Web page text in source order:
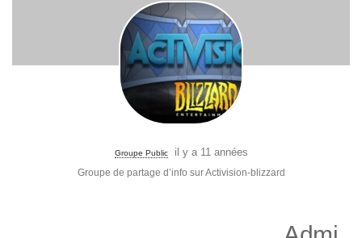
Groupe Public il y a 11 années
Groupe de partage d’info sur Activision-blizzard